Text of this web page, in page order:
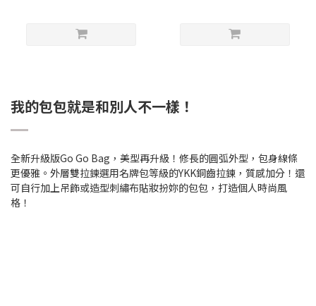
我的包包就是和別人不一樣！
全新升級版Go Go Bag，美型再升級！修長的圓弧外型，包身線條
更優雅。外層雙拉鍊選用名牌包等級的YKK銅齒拉鍊，質感加分！還
可自行加上吊飾或造型刺繡布貼妝扮妳的包包，打造個人時尚風
格！